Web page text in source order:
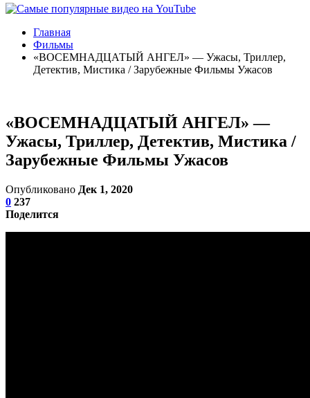
Главная
Фильмы
«ВОСЕМНАДЦАТЫЙ АНГЕЛ» — Ужасы, Триллер,
Детектив, Мистика / Зарубежные Фильмы Ужасов
«ВОСЕМНАДЦАТЫЙ АНГЕЛ» —
Ужасы, Триллер, Детектив, Мистика /
Зарубежные Фильмы Ужасов
Опубликовано Дек 1, 2020
0 237
Поделится